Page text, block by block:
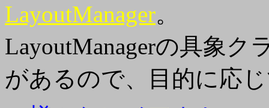
LayoutManager。
LayoutManagerの具象ク
があるので、目的に応